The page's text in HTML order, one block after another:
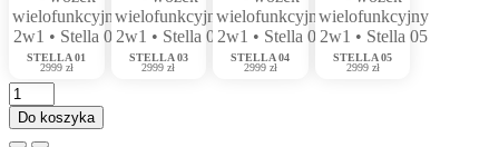
STELLA 01
2999 zł
STELLA 03
2999 zł
STELLA 04
2999 zł
STELLA 05
2999 zł
Do koszyka